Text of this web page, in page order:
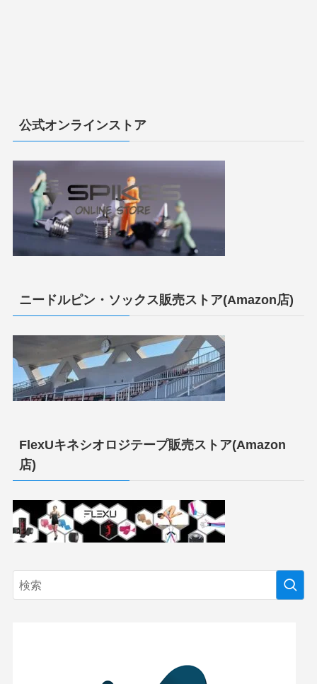
公式オンラインストア
ニードルピン・ソックス販売ストア(Amazon店)
FlexUキネシオロジテープ販売ストア(Amazon
店)